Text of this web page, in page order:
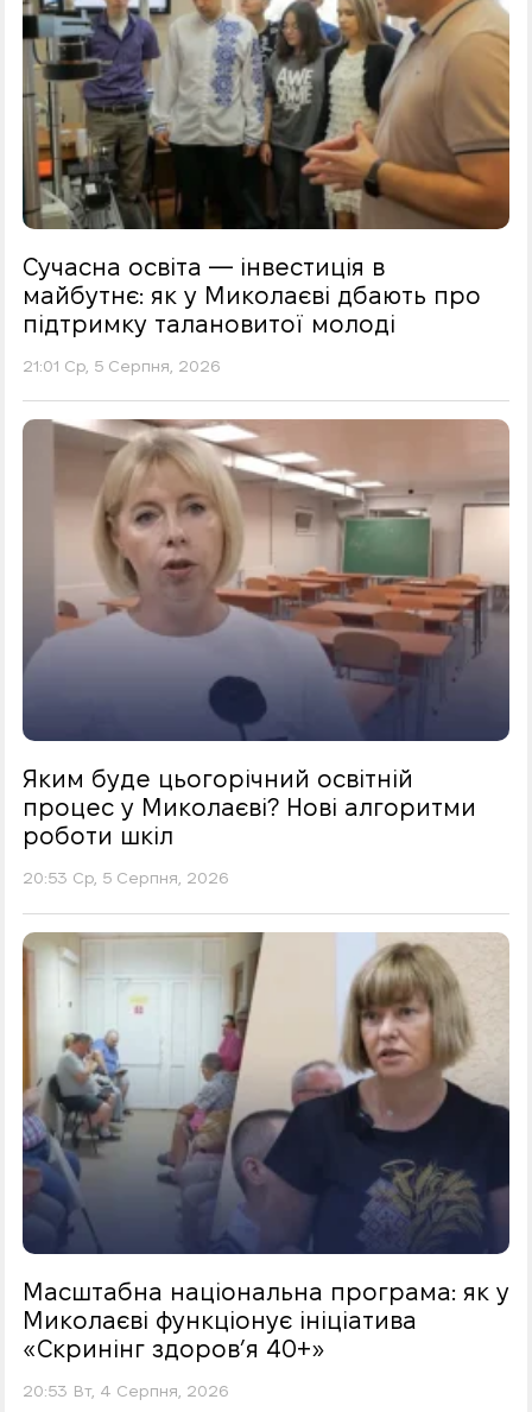
Сучасна освіта — інвестиція в
майбутнє: як у Миколаєві дбають про
підтримку талановитої молоді
21:01 Ср, 5 Серпня, 2026
Яким буде цьогорічний освітній
процес у Миколаєві? Нові алгоритми
роботи шкіл
20:53 Ср, 5 Серпня, 2026
Масштабна національна програма: як у
Миколаєві функціонує ініціатива
«Скринінг здоровʼя 40+»
20:53 Вт, 4 Серпня, 2026